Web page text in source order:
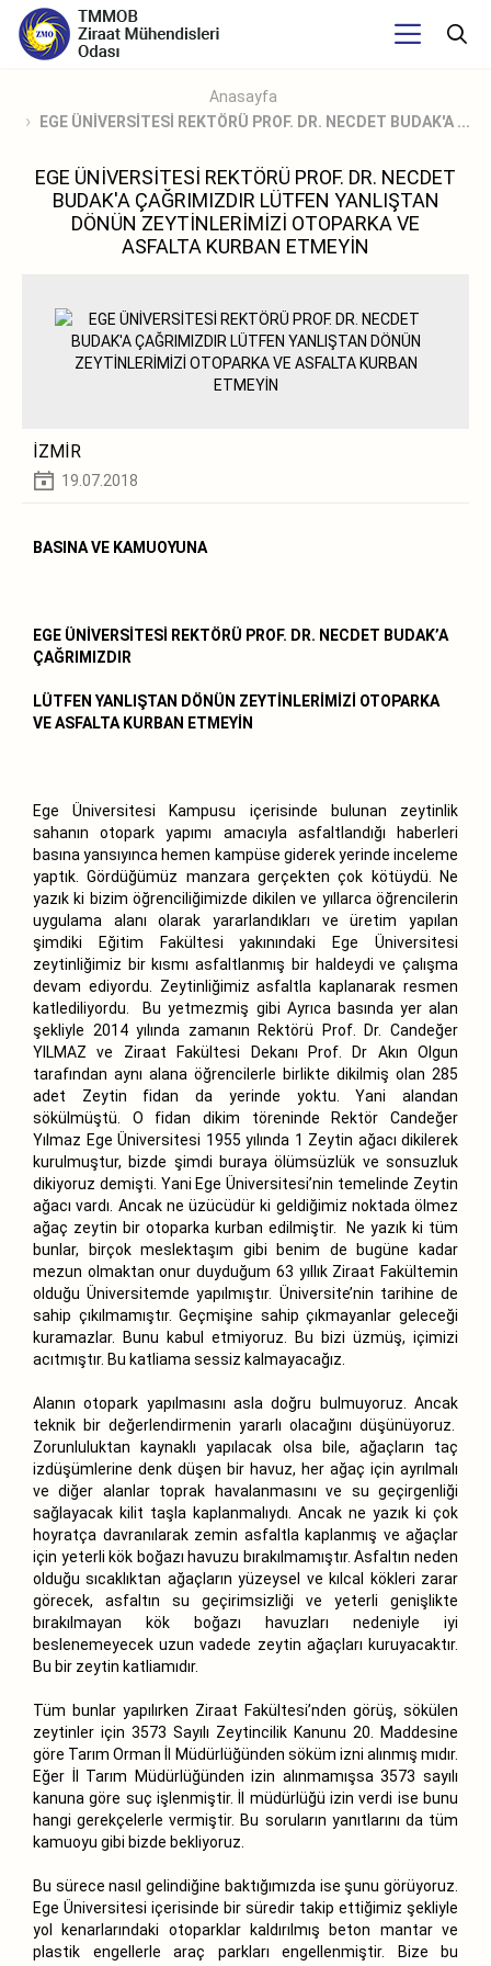
Anasayfa
EGE ÜNİVERSİTESİ REKTÖRÜ PROF. DR. NECDET BUDAK'A ...
EGE ÜNİVERSİTESİ REKTÖRÜ PROF. DR. NECDET
BUDAK'A ÇAĞRIMIZDIR LÜTFEN YANLIŞTAN
DÖNÜN ZEYTİNLERİMİZİ OTOPARKA VE
ASFALTA KURBAN ETMEYİN
İZMİR
19.07.2018
BASINA VE KAMUOYUNA
EGE ÜNİVERSİTESİ REKTÖRÜ PROF. DR. NECDET BUDAK’A
ÇAĞRIMIZDIR
LÜTFEN YANLIŞTAN DÖNÜN ZEYTİNLERİMİZİ OTOPARKA
VE ASFALTA KURBAN ETMEYİN
Ege Üniversitesi Kampusu içerisinde bulunan zeytinlik
sahanın otopark yapımı amacıyla asfaltlandığı haberleri
basına yansıyınca hemen kampüse giderek yerinde inceleme
yaptık. Gördüğümüz manzara gerçekten çok kötüydü. Ne
yazık ki bizim öğrenciliğimizde dikilen ve yıllarca öğrencilerin
uygulama alanı olarak yararlandıkları ve üretim yapılan
şimdiki Eğitim Fakültesi yakınındaki Ege Üniversitesi
zeytinliğimiz bir kısmı asfaltlanmış bir haldeydi ve çalışma
devam ediyordu. Zeytinliğimiz asfaltla kaplanarak resmen
katlediliyordu. Bu yetmezmiş gibi Ayrıca basında yer alan
şekliyle 2014 yılında zamanın Rektörü Prof. Dr. Candeğer
YILMAZ ve Ziraat Fakültesi Dekanı Prof. Dr Akın Olgun
tarafından aynı alana öğrencilerle birlikte dikilmiş olan 285
adet Zeytin fidan da yerinde yoktu. Yani alandan
sökülmüştü. O fidan dikim töreninde Rektör Candeğer
Yılmaz Ege Üniversitesi 1955 yılında 1 Zeytin ağacı dikilerek
kurulmuştur, bizde şimdi buraya ölümsüzlük ve sonsuzluk
dikiyoruz demişti. Yani Ege Üniversitesi’nin temelinde Zeytin
ağacı vardı. Ancak ne üzücüdür ki geldiğimiz noktada ölmez
ağaç zeytin bir otoparka kurban edilmiştir. Ne yazık ki tüm
bunlar, birçok meslektaşım gibi benim de bugüne kadar
mezun olmaktan onur duyduğum 63 yıllık Ziraat Fakültemin
olduğu Üniversitemde yapılmıştır. Üniversite’nin tarihine de
sahip çıkılmamıştır. Geçmişine sahip çıkmayanlar geleceği
kuramazlar. Bunu kabul etmiyoruz. Bu bizi üzmüş, içimizi
acıtmıştır. Bu katliama sessiz kalmayacağız.
Alanın otopark yapılmasını asla doğru bulmuyoruz. Ancak
teknik bir değerlendirmenin yararlı olacağını düşünüyoruz.
Zorunluluktan kaynaklı yapılacak olsa bile, ağaçların taç
izdüşümlerine denk düşen bir havuz, her ağaç için ayrılmalı
ve diğer alanlar toprak havalanmasını ve su geçirgenliği
sağlayacak kilit taşla kaplanmalıydı. Ancak ne yazık ki çok
hoyratça davranılarak zemin asfaltla kaplanmış ve ağaçlar
için yeterli kök boğazı havuzu bırakılmamıştır. Asfaltın neden
olduğu sıcaklıktan ağaçların yüzeysel ve kılcal kökleri zarar
görecek, asfaltın su geçirimsizliği ve yeterli genişlikte
bırakılmayan kök boğazı havuzları nedeniyle iyi
beslenemeyecek uzun vadede zeytin ağaçları kuruyacaktır.
Bu bir zeytin katliamıdır.
Tüm bunlar yapılırken Ziraat Fakültesi’nden görüş, sökülen
zeytinler için 3573 Sayılı Zeytincilik Kanunu 20. Maddesine
göre Tarım Orman İl Müdürlüğünden söküm izni alınmış mıdır.
Eğer İl Tarım Müdürlüğünden izin alınmamışsa 3573 sayılı
kanuna göre suç işlenmiştir. İl müdürlüğü izin verdi ise bunu
hangi gerekçelerle vermiştir. Bu soruların yanıtlarını da tüm
kamuoyu gibi bizde bekliyoruz.
Bu sürece nasıl gelindiğine baktığımızda ise şunu görüyoruz.
Ege Üniversitesi içerisinde bir süredir takip ettiğimiz şekliyle
yol kenarlarındaki otoparklar kaldırılmış beton mantar ve
plastik engellerle araç parkları engellenmiştir. Bize bu